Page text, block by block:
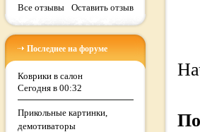
Все отзывы Оставить отзыв
Последнее на форуме
Коврики в салон
Сегодня в 00:32
Прикольные картинки,
демотиваторы